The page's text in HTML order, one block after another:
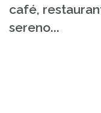
café,
sereno...